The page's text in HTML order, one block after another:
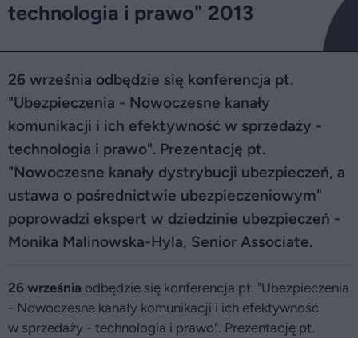
technologia i prawo" 2013
26 września odbędzie się konferencja pt.
"Ubezpieczenia - Nowoczesne kanały
komunikacji i ich efektywność w sprzedaży -
technologia i prawo". Prezentację pt.
"Nowoczesne kanały dystrybucji ubezpieczeń, a
ustawa o pośrednictwie ubezpieczeniowym"
poprowadzi ekspert w dziedzinie ubezpieczeń -
Monika Malinowska-Hyla, Senior Associate.
26 września odbędzie się konferencja pt. "Ubezpieczenia
- Nowoczesne kanały komunikacji i ich efektywność
w sprzedaży - technologia i prawo". Prezentację pt.